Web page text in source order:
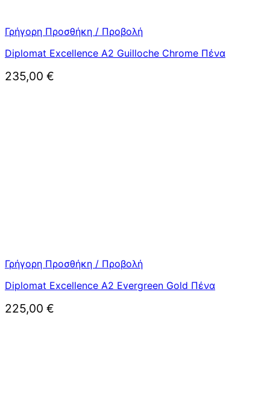
Γρήγορη Προσθήκη / Προβολή
Diplomat Excellence A2 Guilloche Chrome Πένα
235,00 €
Γρήγορη Προσθήκη / Προβολή
Diplomat Excellence A2 Evergreen Gold Πένα
225,00 €